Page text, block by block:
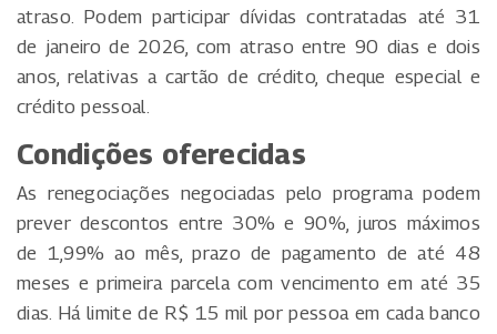
atraso. Podem participar dívidas contratadas até 31
de janeiro de 2026, com atraso entre 90 dias e dois
anos, relativas a cartão de crédito, cheque especial e
crédito pessoal.
Condições oferecidas
As renegociações negociadas pelo programa podem
prever descontos entre 30% e 90%, juros máximos
de 1,99% ao mês, prazo de pagamento de até 48
meses e primeira parcela com vencimento em até 35
dias. Há limite de R$ 15 mil por pessoa em cada banco